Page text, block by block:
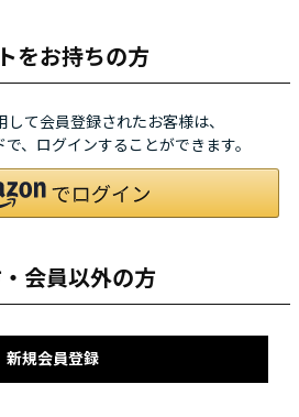
をお持ちの方
て会員登録されたお客様は、
、ログインすることができます。
会員以外の方